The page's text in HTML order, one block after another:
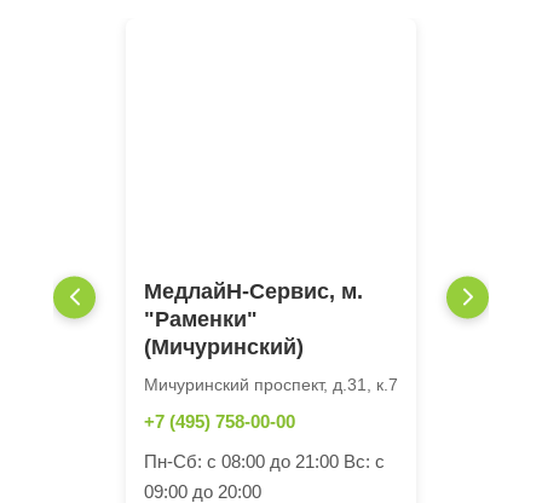
МедлайН-Сервис, м.
"Раменки"
(Мичуринский)
Мичуринский проспект, д.31, к.7
+7 (495) 758-00-00
Пн-Сб: с 08:00 до 21:00 Вс: с
09:00 до 20:00